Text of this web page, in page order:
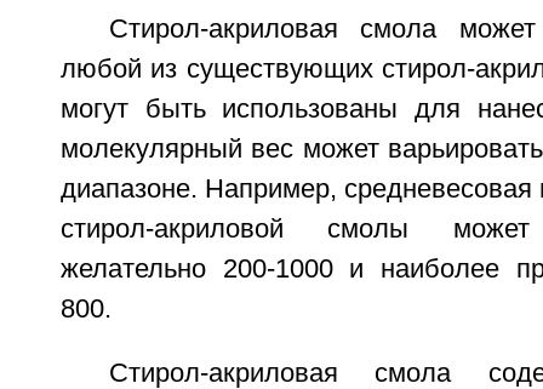
Стирол-акриловая смола
любой из существующих стирол-
могут быть использованы для
молекулярный вес может
диапазоне. Например,
стирол-акриловой смолы
желательно 200-1000 и наиболее
800.
Стирол-акриловая смола